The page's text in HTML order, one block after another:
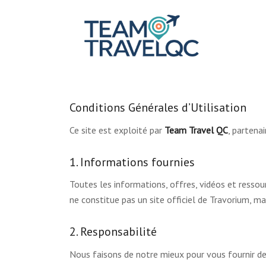
Conditions Générales d’Utilisation
Ce site est exploité par Team Travel QC ,
1. Informations fournies
Toutes les informations, offres, vidéos et
ne constitue pas un site officiel de Travorium,
2. Responsabilité
Nous faisons de notre mieux pour vous fournir